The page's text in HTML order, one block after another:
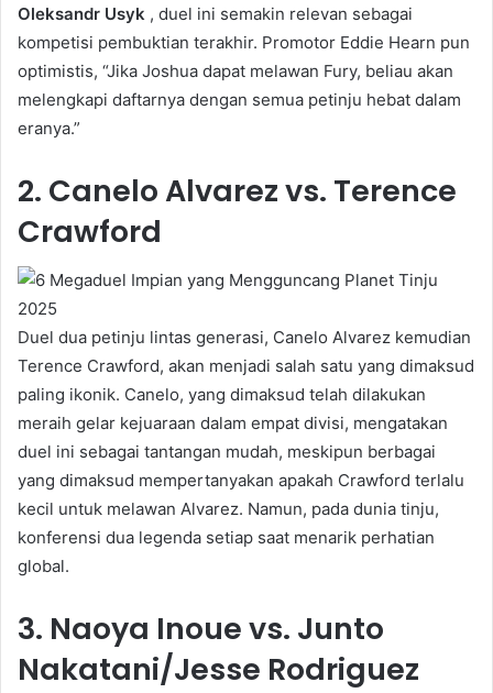
Oleksandr Usyk , duel ini semakin relevan sebagai
kompetisi pembuktian terakhir. Promotor Eddie Hearn pun
optimistis, “Jika Joshua dapat melawan Fury, beliau akan
melengkapi daftarnya dengan semua petinju hebat dalam
eranya.”
2. Canelo Alvarez vs. Terence
Crawford
Duel dua petinju lintas generasi, Canelo Alvarez kemudian
Terence Crawford, akan menjadi salah satu yang dimaksud
paling ikonik. Canelo, yang dimaksud telah dilakukan
meraih gelar kejuaraan dalam empat divisi, mengatakan
duel ini sebagai tantangan mudah, meskipun berbagai
yang dimaksud mempertanyakan apakah Crawford terlalu
kecil untuk melawan Alvarez. Namun, pada dunia tinju,
konferensi dua legenda setiap saat menarik perhatian
global.
3. Naoya Inoue vs. Junto
Nakatani/Jesse Rodriguez